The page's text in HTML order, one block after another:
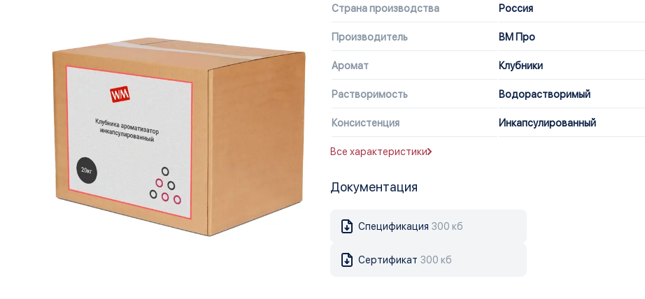
Страна производства Россия
Производитель ВМ Про
Аромат Клубники
Растворимость Водорастворимый
Консистенция Инкапсулированный
Все характеристики
Документация
Спецификация 300 кб
Сертификат 300 кб